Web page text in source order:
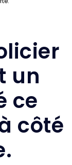
un
ce
côté